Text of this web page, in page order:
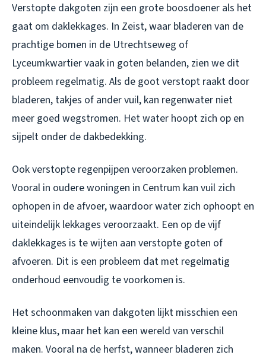
Verstopte dakgoten zijn een grote boosdoener als het
gaat om daklekkages. In Zeist, waar bladeren van de
prachtige bomen in de Utrechtseweg of
Lyceumkwartier vaak in goten belanden, zien we dit
probleem regelmatig. Als de goot verstopt raakt door
bladeren, takjes of ander vuil, kan regenwater niet
meer goed wegstromen. Het water hoopt zich op en
sijpelt onder de dakbedekking.
Ook verstopte regenpijpen veroorzaken problemen.
Vooral in oudere woningen in Centrum kan vuil zich
ophopen in de afvoer, waardoor water zich ophoopt en
uiteindelijk lekkages veroorzaakt. Een op de vijf
daklekkages is te wijten aan verstopte goten of
afvoeren. Dit is een probleem dat met regelmatig
onderhoud eenvoudig te voorkomen is.
Het schoonmaken van dakgoten lijkt misschien een
kleine klus, maar het kan een wereld van verschil
maken. Vooral na de herfst, wanneer bladeren zich